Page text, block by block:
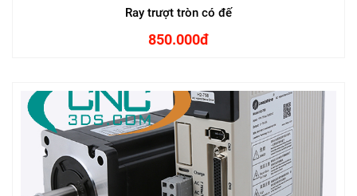
Ray trượt tròn có đế
850.000đ